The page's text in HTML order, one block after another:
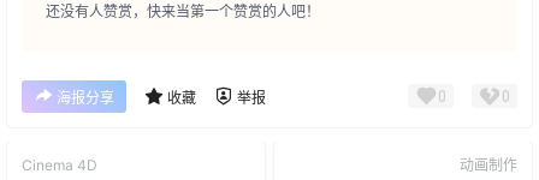
还没有人赞赏，快来当第一个赞赏的人吧！
海报分享 收藏 举报 0 0
Cinema 4D 动画制作